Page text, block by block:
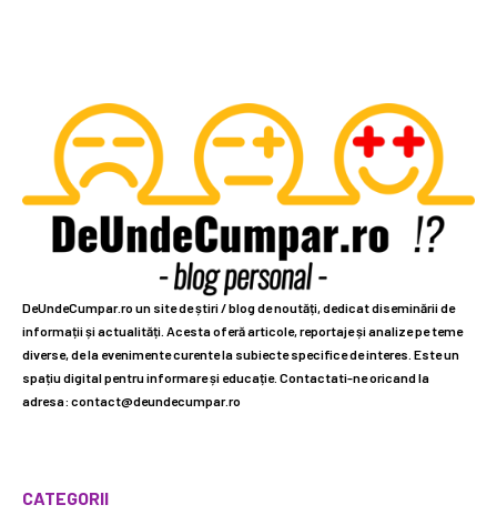
DeUndeCumpar.ro un site de știri / blog de noutăți, dedicat diseminării de
informații și actualități. Acesta oferă articole, reportaje și analize pe teme
diverse, de la evenimente curente la subiecte specifice de interes. Este un
spațiu digital pentru informare și educație. Contactati-ne oricand la
adresa: contact@deundecumpar.ro
CATEGORII